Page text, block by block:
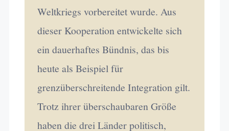
Weltkriegs vorbereitet wurde. Aus
dieser Kooperation entwickelte sich
ein dauerhaftes Bündnis, das bis
heute als Beispiel für
grenzüberschreitende Integration gilt.
Trotz ihrer überschaubaren Größe
haben die drei Länder politisch,